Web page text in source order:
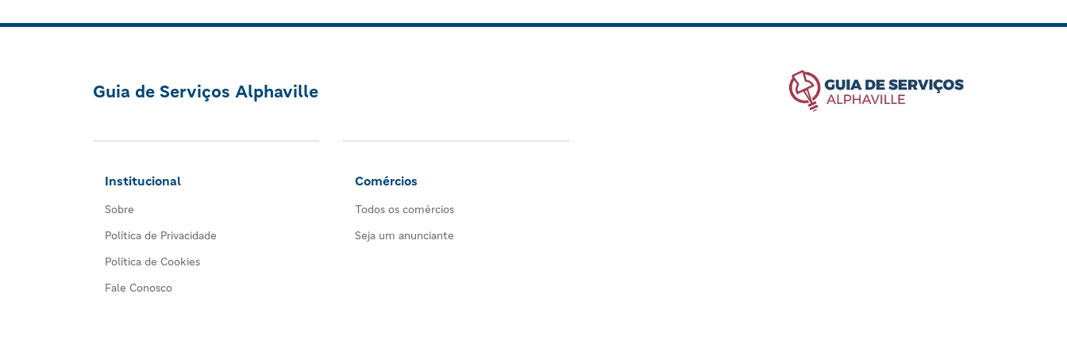
Guia de Serviços Alphaville
Institucional
Sobre
Política de Privacidade
Política de Cookies
Fale Conosco
Comércios
Todos os comércios
Seja um anunciante